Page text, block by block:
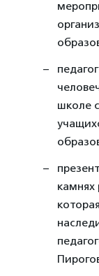
школе
камнях